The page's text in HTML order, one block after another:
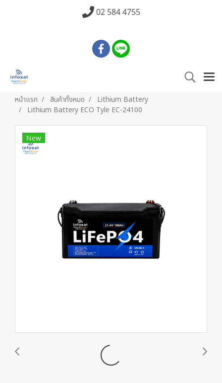
02 584 4755
หน้าแรก สินค้าทั้งหมด
Lithium Battery
Lithium Battery ECO Tyle EC-24100
New